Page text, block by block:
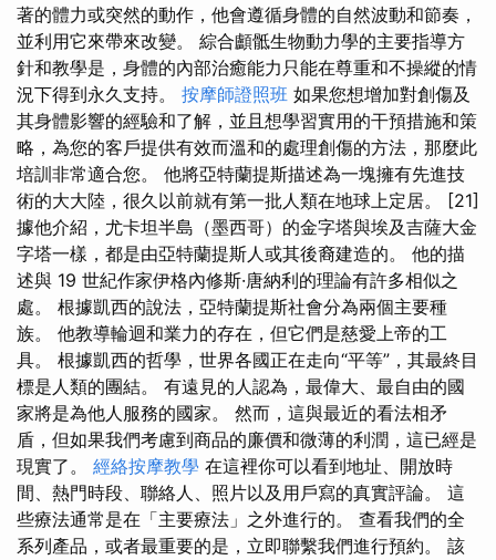
著的體力或突然的動作，他會遵循身體的自然波動和節奏，
並利用它來帶來改變。 綜合顱骶生物動力學的主要指導方
針和教學是，身體的內部治癒能力只能在尊重和不操縱的情
況下得到永久支持。 按摩師證照班 如果您想增加對創傷及
其身體影響的經驗和了解，並且想學習實用的干預措施和策
略，為您的客戶提供有效而溫和的處理創傷的方法，那麼此
培訓非常適合您。 他將亞特蘭提斯描述為一塊擁有先進技
術的大大陸，很久以前就有第一批人類在地球上定居。 [21]
據他介紹，尤卡坦半島（墨西哥）的金字塔與埃及吉薩大金
字塔一樣，都是由亞特蘭提斯人或其後裔建造的。 他的描
述與 19 世紀作家伊格內修斯·唐納利的理論有許多相似之
處。 根據凱西的說法，亞特蘭提斯社會分為兩個主要種
族。 他教導輪迴和業力的存在，但它們是慈愛上帝的工
具。 根據凱西的哲學，世界各國正在走向“平等”，其最終目
標是人類的團結。 有遠見的人認為，最偉大、最自由的國
家將是為他人服務的國家。 然而，這與最近的看法相矛
盾，但如果我們考慮到商品的廉價和微薄的利潤，這已經是
現實了。 經絡按摩教學 在這裡你可以看到地址、開放時
間、熱門時段、聯絡人、照片以及用戶寫的真實評論。 這
些療法通常是在「主要療法」之外進行的。 查看我們的全
系列產品，或者最重要的是，立即聯繫我們進行預約。 該